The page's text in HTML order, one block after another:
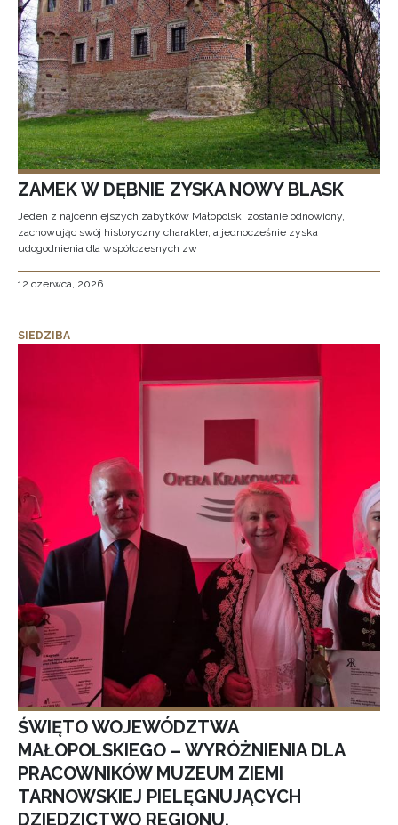
ZAMEK W DĘBNIE ZYSKA NOWY BLASK
Jeden z najcenniejszych zabytków Małopolski zostanie odnowiony,
zachowując swój historyczny charakter, a jednocześnie zyska
udogodnienia dla współczesnych zw
12 czerwca, 2026
SIEDZIBA
ŚWIĘTO WOJEWÓDZTWA
MAŁOPOLSKIEGO – WYRÓŻNIENIA DLA
PRACOWNIKÓW MUZEUM ZIEMI
TARNOWSKIEJ PIELĘGNUJĄCYCH
DZIEDZICTWO REGIONU.